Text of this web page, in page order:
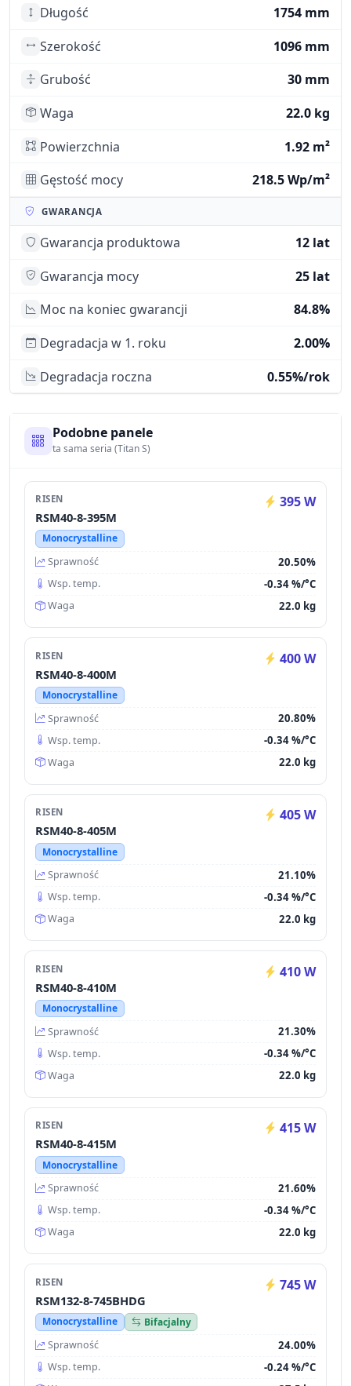
Długość
1754 mm
Szerokość
1096 mm
Grubość
30 mm
Waga
22.0 kg
Powierzchnia
1.92 m²
Gęstość mocy
218.5 Wp/m²
GWARANCJA
Gwarancja produktowa
12 lat
Gwarancja mocy
25 lat
Moc na koniec gwarancji
84.8%
Degradacja w 1. roku
2.00%
Degradacja roczna
0.55%/rok
Podobne panele
ta sama seria (Titan S)
RISEN 395 W
RSM40-8-395M
Monocrystalline
Sprawność
20.50%
Wsp. temp. -0.34 %/°C
Waga 22.0 kg
RISEN 400 W
RSM40-8-400M
Monocrystalline
Sprawność
20.80%
Wsp. temp. -0.34 %/°C
Waga 22.0 kg
RISEN 405 W
RSM40-8-405M
Monocrystalline
Sprawność
21.10%
Wsp. temp. -0.34 %/°C
Waga 22.0 kg
RISEN 410 W
RSM40-8-410M
Monocrystalline
Sprawność
21.30%
Wsp. temp. -0.34 %/°C
Waga 22.0 kg
RISEN 415 W
RSM40-8-415M
Monocrystalline
Sprawność
21.60%
Wsp. temp. -0.34 %/°C
Waga 22.0 kg
RISEN 745 W
RSM132-8-745BHDG
Monocrystalline
Bifacjalny
Sprawność
24.00%
Wsp. temp. -0.24 %/°C